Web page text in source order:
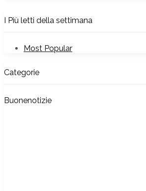
I Più letti della settimana
Most Popular
Categorie
Buonenotizie